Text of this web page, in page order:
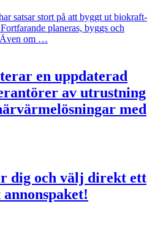
satsar stort på att byggt ut biokraft-
planeras, byggs och
Även om …
en uppdaterad
av utrustning
med
dig och välj direkt ett